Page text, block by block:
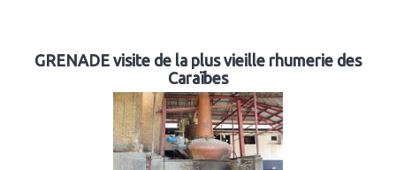
GRENADE visite de la plus vieille rhumerie des
Caraïbes